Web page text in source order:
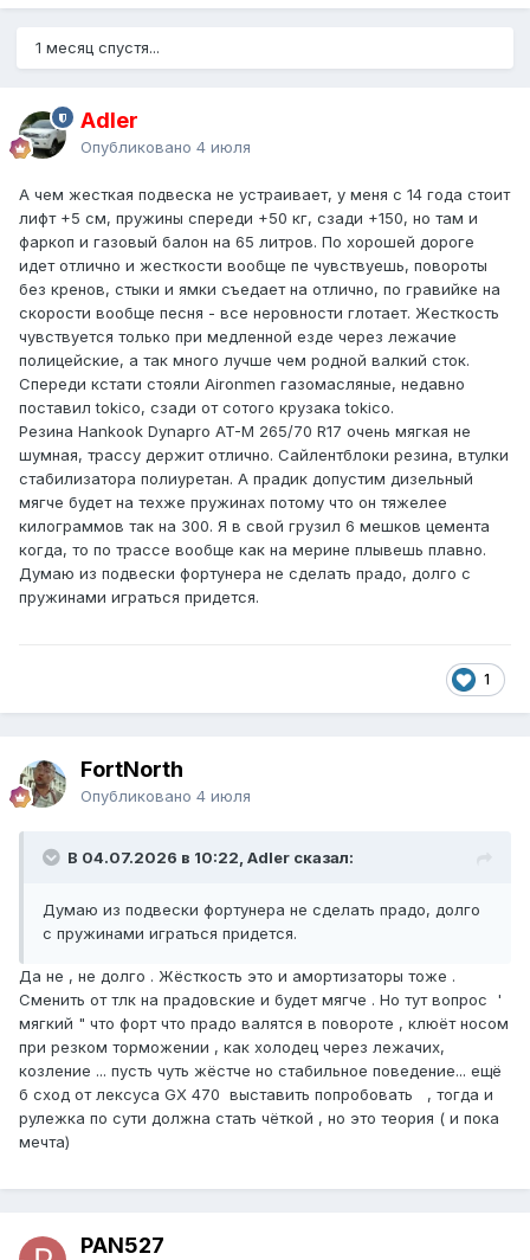
1 месяц спустя...
Adler
Опубликовано 4 июля
А чем жесткая подвеска не устраивает, у меня с 14 года стоит
лифт +5 см, пружины спереди +50 кг, сзади +150, но там и
фаркоп и газовый балон на 65 литров. По хорошей дороге
идет отлично и жесткости вообще пе чувствуешь, повороты
без кренов, стыки и ямки съедает на отлично, по гравийке на
скорости вообще песня - все неровности глотает. Жесткость
чувствуется только при медленной езде через лежачие
полицейские, а так много лучше чем родной валкий сток.
Спереди кстати стояли Aironmen газомасляные, недавно
поставил tokico, сзади от сотого крузака tokico.
Резина Hankook Dynapro AT-М 265/70 R17 очень мягкая не
шумная, трассу держит отлично. Сайлентблоки резина, втулки
стабилизатора полиуретан. А прадик допустим дизельный
мягче будет на техже пружинах потому что он тяжелее
килограммов так на 300. Я в свой грузил 6 мешков цемента
когда, то по трассе вообще как на мерине плывешь плавно.
Думаю из подвески фортунера не сделать прадо, долго с
пружинами играться придется.
1
FоrtNorth
Опубликовано 4 июля
В 04.07.2026 в 10:22, Adler сказал:
Думаю из подвески фортунера не сделать прадо, долго
с пружинами играться придется.
Да не , не долго . Жёсткость это и амортизаторы тоже .
Сменить от тлк на прадовские и будет мягче . Но тут вопрос '
мягкий " что форт что прадо валятся в повороте , клюёт носом
при резком торможении , как холодец через лежачих,
козление ... пусть чуть жёстче но стабильное поведение... ещё
б сход от лексуса GX 470 выставить попробовать , тогда и
рулежка по сути должна стать чёткой , но это теория ( и пока
мечта)
PAN527